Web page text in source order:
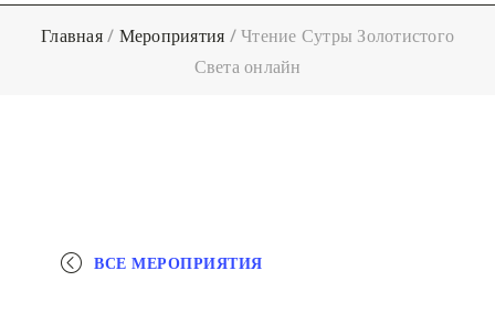
Главная/ Мероприятия /Чтение Сутры Золотистого
Света онлайн
ВСЕ МЕРОПРИЯТИЯ